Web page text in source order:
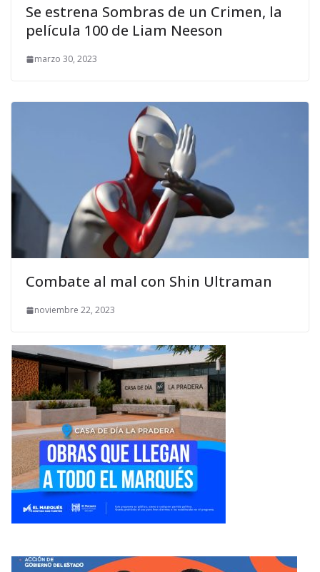
Se estrena Sombras de un Crimen, la
película 100 de Liam Neeson
marzo 30, 2023
Combate al mal con Shin Ultraman
noviembre 22, 2023